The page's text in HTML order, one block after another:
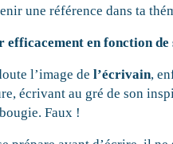
une référence dans ta
efficacement en fonction de
l’image del’écrivain,
écrivant au gré de son
Faux !